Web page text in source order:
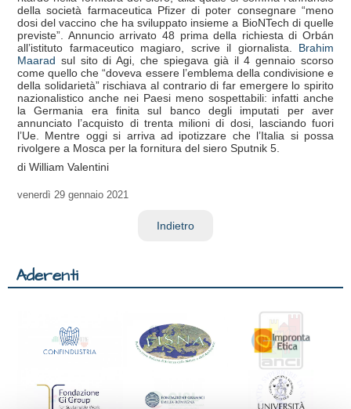
della società farmaceutica Pfizer di poter consegnare “meno
dosi del vaccino che ha sviluppato insieme a BioNTech di quelle
previste”. Annuncio arrivato 48 prima della richiesta di Orbán
all’istituto farmaceutico magiaro, scrive il giornalista. Brahim
Maarad sul sito di Agi, che spiegava già il 4 gennaio scorso
come quello che “doveva essere l’emblema della condivisione e
della solidarietà” rischiava al contrario di far emergere lo spirito
nazionalistico anche nei Paesi meno sospettabili: infatti anche
la Germania era finita sul banco degli imputati per aver
annunciato l’acquisto di trenta milioni di dosi, lasciando fuori
l’Ue. Mentre oggi si arriva ad ipotizzare che l’Italia si possa
rivolgere a Mosca per la fornitura del siero Sputnik 5.
di William Valentini
venerdì 29 gennaio 2021
Indietro
Aderenti